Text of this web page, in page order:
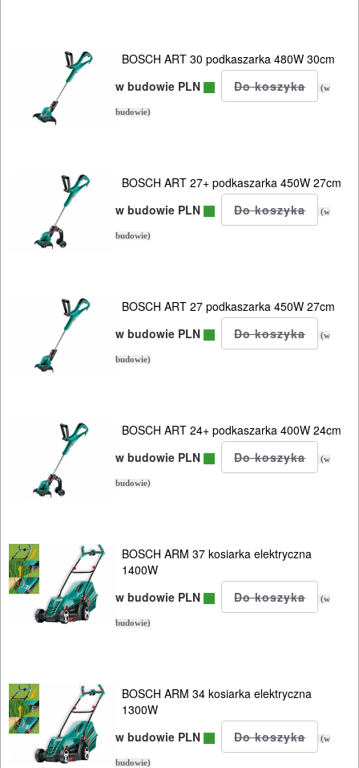
BOSCH ART 30 podkaszarka 480W 30cm
w budowie PLN
(w
budowie)
BOSCH ART 27+ podkaszarka 450W 27cm
w budowie PLN
(w
budowie)
BOSCH ART 27 podkaszarka 450W 27cm
w budowie PLN
(w
budowie)
BOSCH ART 24+ podkaszarka 400W 24cm
w budowie PLN
(w
budowie)
BOSCH ARM 37 kosiarka elektryczna
1400W
w budowie PLN
(w
budowie)
BOSCH ARM 34 kosiarka elektryczna
1300W
w budowie PLN
(w
budowie)